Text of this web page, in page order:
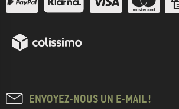
ENVOYEZ-NOUS UN E-MAIL !